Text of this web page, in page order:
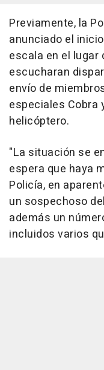
Previamente, la
anunciado el
escala en el lugar
escucharan
envío de
especiales Cobra
helicóptero.
"La situación se
espera que haya
Policía, en
un sospechoso
además un
incluidos varios